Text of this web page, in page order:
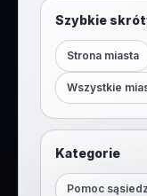
Szybkie
Strona miasta
Wszystkie
Kategorie
Pomoc